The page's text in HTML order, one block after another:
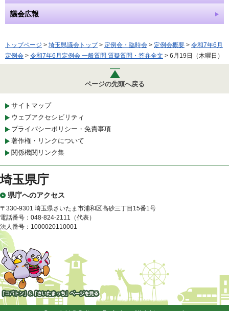
議会広報
トップページ > 埼玉県議会トップ> 定例会・臨時会 > 定例会概要 > 令和7年6月
定例会 > 令和7年6月定例会 一般質問 質疑質問・答弁全文 > 6月19日（木曜日）
ページの先頭へ戻る
サイトマップ
ウェブアクセシビリティ
プライバシーポリシー・免責事項
著作権・リンクについて
関係機関リンク集
埼玉県庁
県庁へのアクセス
〒330-9301 埼玉県さいたま市浦和区高砂三丁目15番1号
電話番号：048-824-2111（代表）
法人番号：1000020110001
「コバトン」&「さいたまっ